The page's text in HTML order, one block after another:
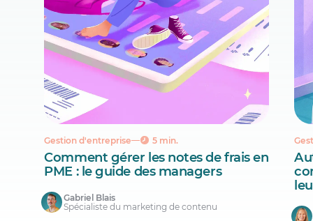
Gestion d'entreprise 5 min.
Comment gérer les notes de frais en
PME : le guide des managers
Gabriel Blais
Spécialiste du marketing de contenu